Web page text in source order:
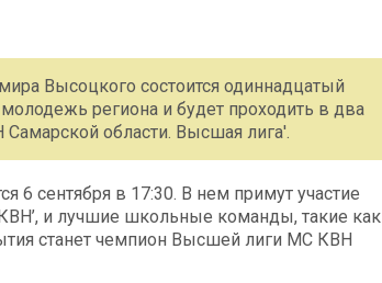
Высоцкого состоится одиннадцатый
региона и будет проходить в два
области. Высшая лига'.
6 сентября в 17:30. В нем примут участие
и лучшие школьные команды, такие как
станет чемпион Высшей лиги МС КВН